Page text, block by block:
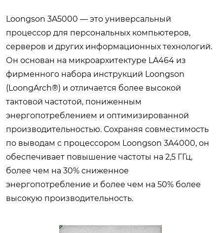
Loongson 3A5000 — это универсальный
процессор для персональных компьютеров,
серверов и других информационных технологий.
Он основан на микроархитектуре LA464 из
фирменного набора инструкций Loongson
(LoongArch®) и отличается более высокой
тактовой частотой, пониженным
энергопотреблением и оптимизированной
производительностью. Сохраняя совместимость
по выводам с процессором Loongson 3A4000, он
обеспечивает повышение частоты на 2,5 ГГц,
более чем на 30% сниженное
энергопотребление и более чем на 50% более
высокую производительность.